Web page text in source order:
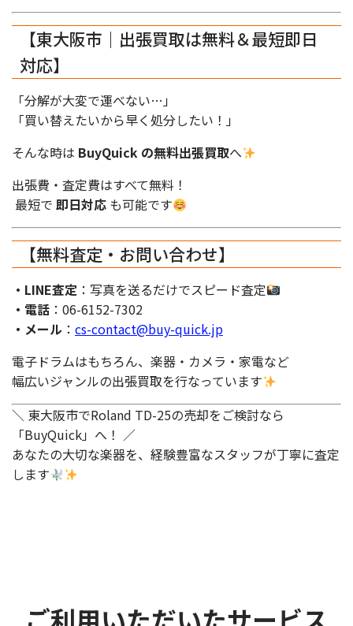
【東大阪市｜出張買取は無料＆最短即日
対応】
「分解が大変で運べない…」
「買い替えたいから早く処分したい！」
そんな時は BuyQuick の無料出張買取へ
出張費・査定費はすべて無料！
最短で 即日対応 も可能です
【無料査定・お問い合わせ】
・LINE査定 ：写真を送るだけでスピード査定
・電話 ：06-6152-7302
・メール ： cs-contact@buy-quick.jp
電子ドラムはもちろん、楽器・カメラ・家電など
幅広いジャンルの出張買取を行なっています
＼ 東大阪市でRoland TD-25の売却をご検討なら
「BuyQuick」へ！ ／
あなたの大切な楽器を、経験豊富なスタッフが丁寧に査定
します